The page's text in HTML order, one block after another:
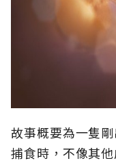
故事概要為一隻
捕食時，不像其